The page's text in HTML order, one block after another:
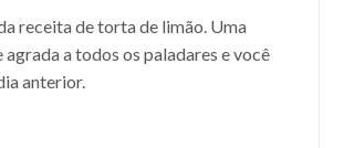
receita de torta de limão. Uma
agrada a todos os paladares e você
anterior.